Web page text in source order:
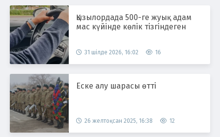
Қызылордада 500-ге жуық адам
мас күйінде көлік тізгіндеген
31 шілде 2026, 16:02 16
Еске алу шарасы өтті
26 желтоқсан 2025, 16:38 12